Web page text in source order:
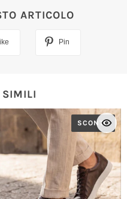
ARTICOLO
Pin
SIMILI
SCONTO